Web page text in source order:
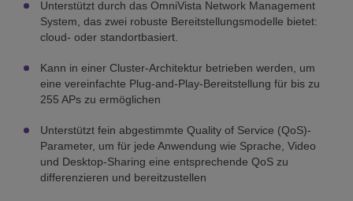
Unterstützt durch das OmniVista Network Management
System, das zwei robuste Bereitstellungsmodelle bietet:
cloud- oder standortbasiert.
Kann in einer Cluster-Architektur betrieben werden, um
eine vereinfachte Plug-and-Play-Bereitstellung für bis zu
255 APs zu ermöglichen
Unterstützt fein abgestimmte Quality of Service (QoS)-
Parameter, um für jede Anwendung wie Sprache, Video
und Desktop-Sharing eine entsprechende QoS zu
differenzieren und bereitzustellen